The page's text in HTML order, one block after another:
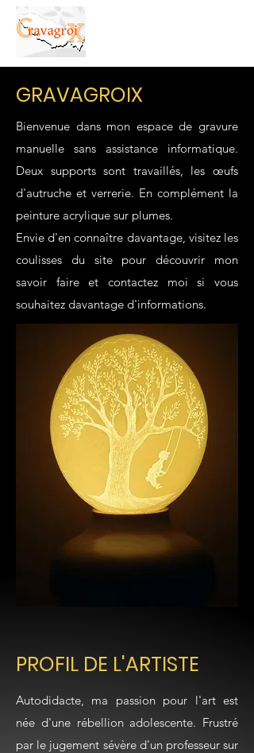
GRAVAGROIX
Bienvenue dans mon espace de gravure
manuelle sans assistance informatique.
Deux supports sont travaillés, les œufs
d'autruche et verrerie. En complément la
peinture acrylique sur plumes.
Envie d'en connaître davantage, visitez les
coulisses du site pour découvrir mon
savoir faire et contactez moi si vous
souhaitez davantage d'informations.
PROFIL DE L'ARTISTE
Autodidacte, ma passion pour l'art est
née d'une rébellion adolescente. Frustré
par le jugement sévère d'un professeur sur